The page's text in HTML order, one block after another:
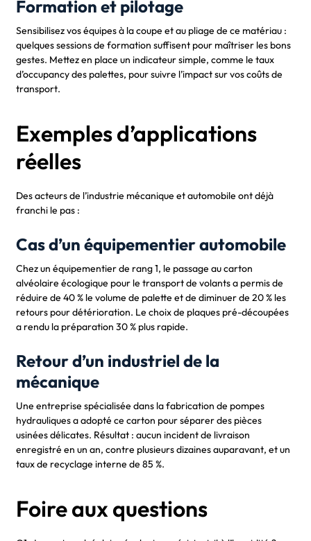
Formation et pilotage
Sensibilisez vos équipes à la coupe et au pliage de ce matériau :
quelques sessions de formation suffisent pour maîtriser les bons
gestes. Mettez en place un indicateur simple, comme le taux
d’occupancy des palettes, pour suivre l’impact sur vos coûts de
transport.
Exemples d’applications
réelles
Des acteurs de l’industrie mécanique et automobile ont déjà
franchi le pas :
Cas d’un équipementier automobile
Chez un équipementier de rang 1, le passage au carton
alvéolaire écologique pour le transport de volants a permis de
réduire de 40 % le volume de palette et de diminuer de 20 % les
retours pour détérioration. Le choix de plaques pré-découpées
a rendu la préparation 30 % plus rapide.
Retour d’un industriel de la
mécanique
Une entreprise spécialisée dans la fabrication de pompes
hydrauliques a adopté ce carton pour séparer des pièces
usinées délicates. Résultat : aucun incident de livraison
enregistré en un an, contre plusieurs dizaines auparavant, et un
taux de recyclage interne de 85 %.
Foire aux questions